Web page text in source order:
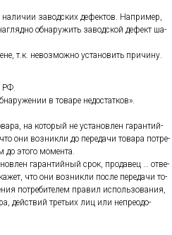
за­вод­ских де­фек­тов. Нап­ри­мер,
об­на­ружить за­вод­ской де­фект ша­
т.к. не­воз­можно ус­та­новить при­чину.
РФ.
в то­варе не­дос­татков».
на ко­торый не ус­та­нов­лен га­ран­тий­
они воз­никли до пе­реда­чи то­вара пот­ре­
это­го мо­мен­та.
га­ран­тий­ный срок, про­давец … от­ве­
что они воз­никли пос­ле пе­реда­чи то­
пот­ре­бите­лем пра­вил ис­поль­зо­вания,
дей­ствий треть­их лиц или неп­ре­одо­